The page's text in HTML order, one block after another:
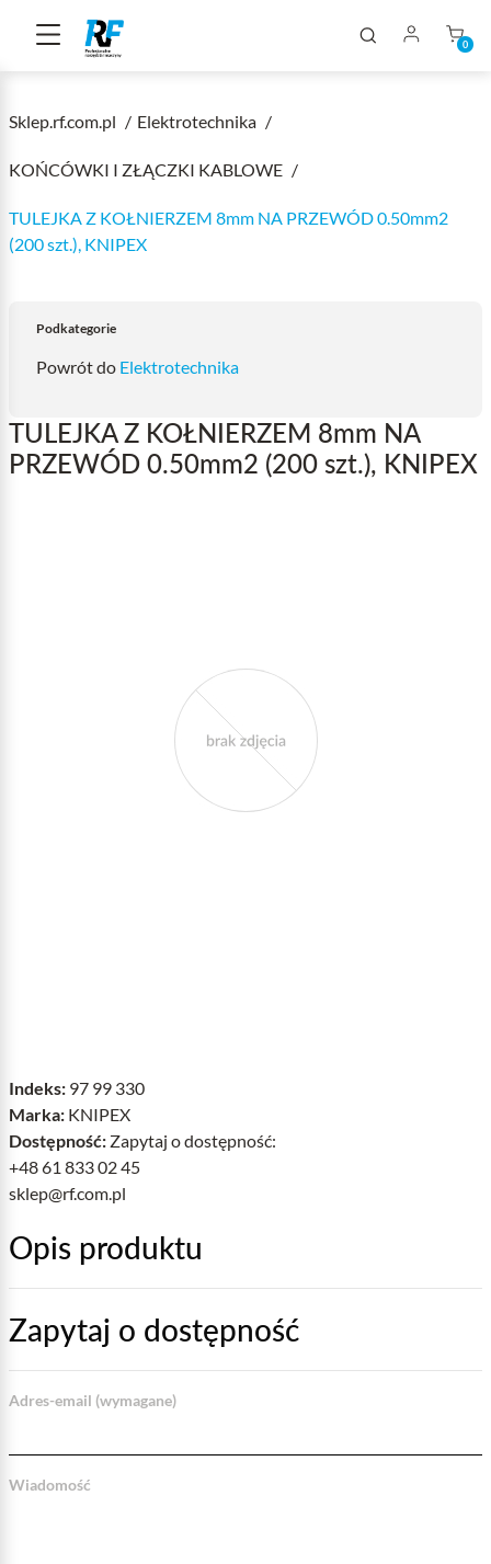
0
Sklep.rf.com.pl Elektrotechnika
KOŃCÓWKI I ZŁĄCZKI KABLOWE
TULEJKA Z KOŁNIERZEM 8mm NA PRZEWÓD 0.50mm2
(200 szt.), KNIPEX
Podkategorie
Powrót do Elektrotechnika
TULEJKA Z KOŁNIERZEM 8mm NA
PRZEWÓD 0.50mm2 (200 szt.), KNIPEX
Indeks: 97 99 330
Marka: KNIPEX
Dostępność: Zapytaj o dostępność:
+48 61 833 02 45
sklep@rf.com.pl
Opis produktu
Zapytaj o dostępność
Adres-email (wymagane)
Wiadomość